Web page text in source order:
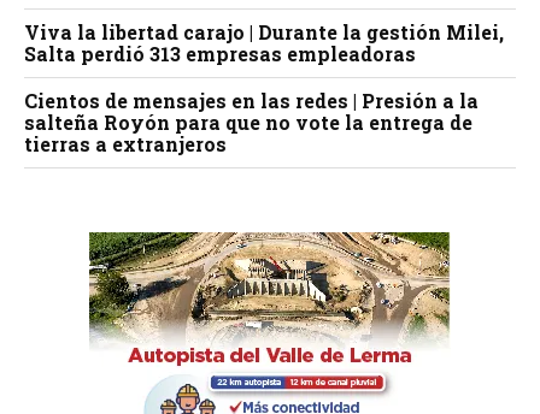
Viva la libertad carajo | Durante la gestión Milei,
Salta perdió 313 empresas empleadoras
Cientos de mensajes en las redes | Presión a la
salteña Royón para que no vote la entrega de
tierras a extranjeros